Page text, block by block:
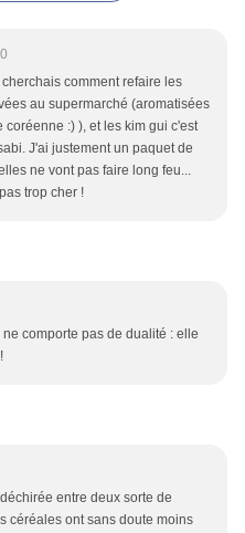
comment refaire les
au supermarché (aromatisées
:) ), et les kim gui c'est
J'ai justement un paquet de
ne vont pas faire long feu...
trop cher !
ne comporte pas de dualité : elle
entre deux sorte de
céréales ont sans doute moins